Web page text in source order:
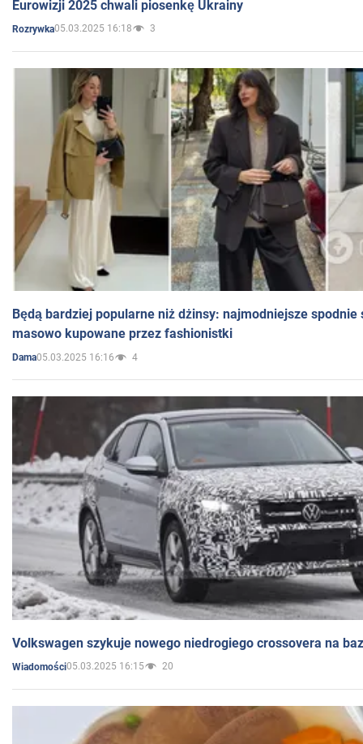
Eurowizji 2025 chwali piosenkę Ukrainy
Rozrywka05.03.2025 16:18 3
Będą bardziej popularne niż dżinsy: najmodniejsze spodnie
masowo kupowane przez fashionistki
Dama05.03.2025 16:16 4
Volkswagen szykuje nowego niedrogiego crossovera na
Wiadomości05.03.2025 16:15 20